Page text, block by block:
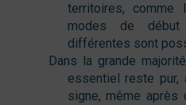
territoires, comme
modes de
différentes sont
Dans la grande
essentiel reste pur,
signe, même après